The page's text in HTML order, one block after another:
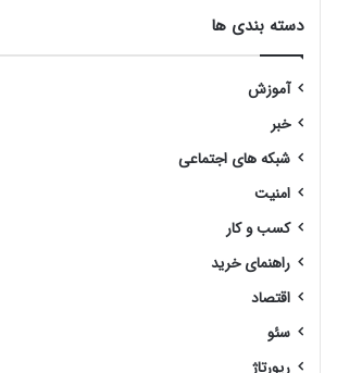
دسته بندی ها
آموزش
خبر
شبکه های اجتماعی
امنیت
کسب و کار
راهنمای خرید
اقتصاد
سئو
رپورتاژ